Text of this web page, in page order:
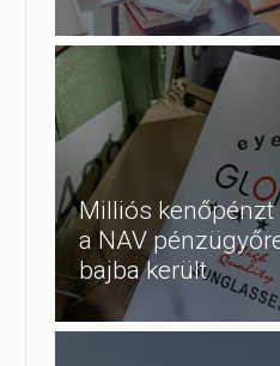
Milliós
a NAV
bajba került